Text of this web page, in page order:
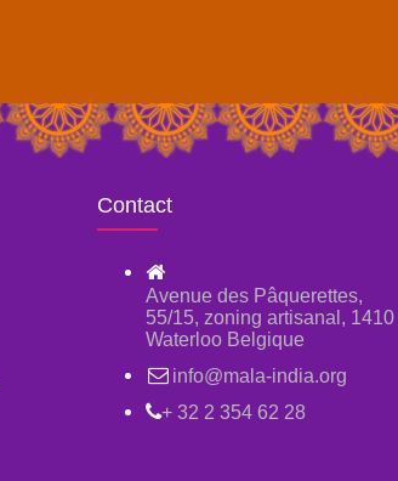
Contact
Avenue des Pâquerettes,
55/15, zoning artisanal, 1410
Waterloo Belgique
info@mala-india.org
+ 32 2 354 62 28